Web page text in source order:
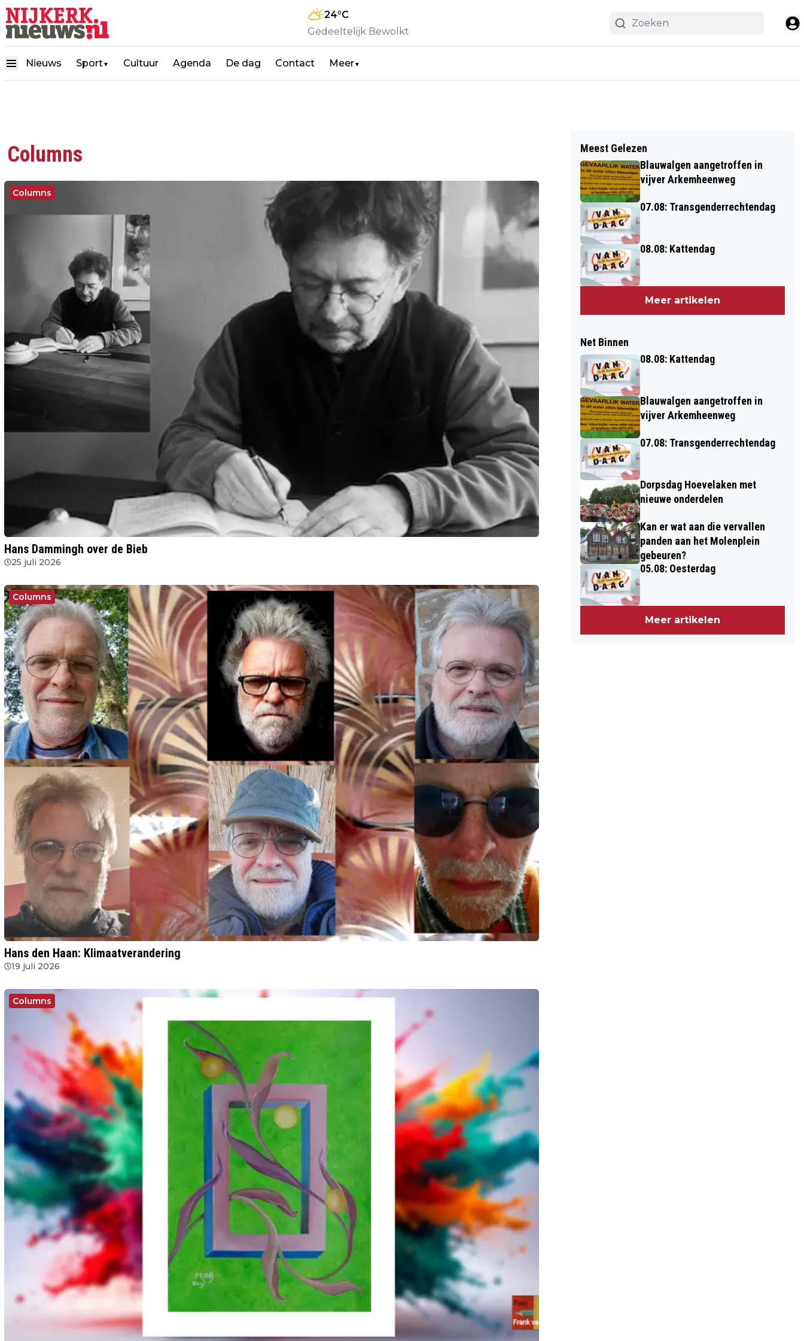
24°C
Gedeeltelijk Bewolkt
Nieuws Sport▼ Cultuur Agenda De dag Contact Meer▼
Columns
Columns
Hans Dammingh over de Bieb
25 juli 2026
Columns
Hans den Haan: Klimaatverandering
19 juli 2026
Columns
Meest Gelezen
Blauwalgen aangetroffen in
vijver Arkemheenweg
07.08: Transgenderrechtendag
08.08: Kattendag
Meer artikelen
Net Binnen
08.08: Kattendag
Blauwalgen aangetroffen in
vijver Arkemheenweg
07.08: Transgenderrechtendag
Dorpsdag Hoevelaken met
nieuwe onderdelen
Kan er wat aan die vervallen
panden aan het Molenplein
gebeuren?
05.08: Oesterdag
Meer artikelen